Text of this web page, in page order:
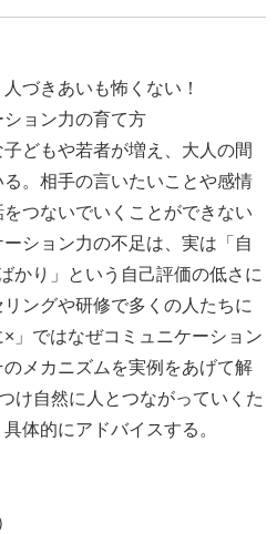
づきあいも怖くない！
ション力の育て方
どもや若者が増え、大人の間
。相手の言いたいことや感情
つないでいくことができない
ション力の不足は、実は「自
かり」という自己評価の低さに
ングや研修で多くの人たちに
」ではなぜコミュニケーション
メカニズムを実例をあげて解
け自然に人とつながっていくた
体的にアドバイスする。